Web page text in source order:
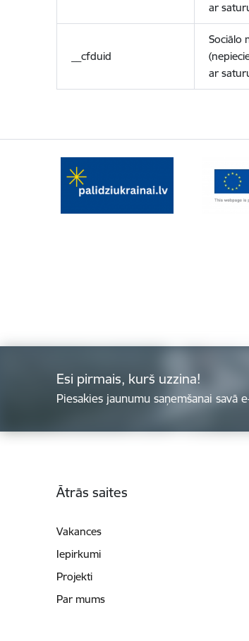
ar
__cfduid
Sociālo
ar
Esi pirmais, kurš uzzina!
Piesakies jaunumu saņemšanai savā
Ātrās saites
Vakances
Iepirkumi
Projekti
Par mums